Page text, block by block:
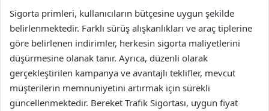
Sigorta primleri, kullanıcıların bütçesine uygun şekilde
belirlenmektedir. Farklı sürüş alışkanlıkları ve araç tiplerine
göre belirlenen indirimler, herkesin sigorta maliyetlerini
düşürmesine olanak tanır. Ayrıca, düzenli olarak
gerçekleştirilen kampanya ve avantajlı teklifler, mevcut
müşterilerin memnuniyetini artırmak için sürekli
güncellenmektedir. Bereket Trafik Sigortası, uygun fiyat